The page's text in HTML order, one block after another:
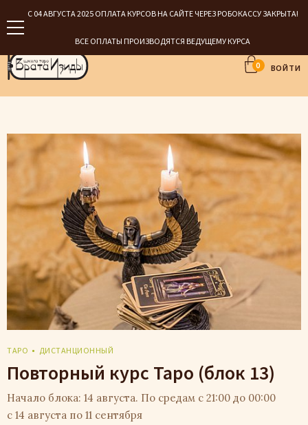
С 04 АВГУСТА 2025 ОПЛАТА КУРСОВ НА САЙТЕ ЧЕРЕЗ РОБОКАССУ ЗАКРЫТА!
ВСЕ ОПЛАТЫ ПРОИЗВОДЯТСЯ ВЕДУЩЕМУ КУРСА
0 ВОЙТИ
ТАРО ДИСТАНЦИОННЫЙ
Повторный курс Таро (блок 13)
Начало блока: 14 августа. По средам с 21:00 до 00:00
с 14 августа по 11 сентября